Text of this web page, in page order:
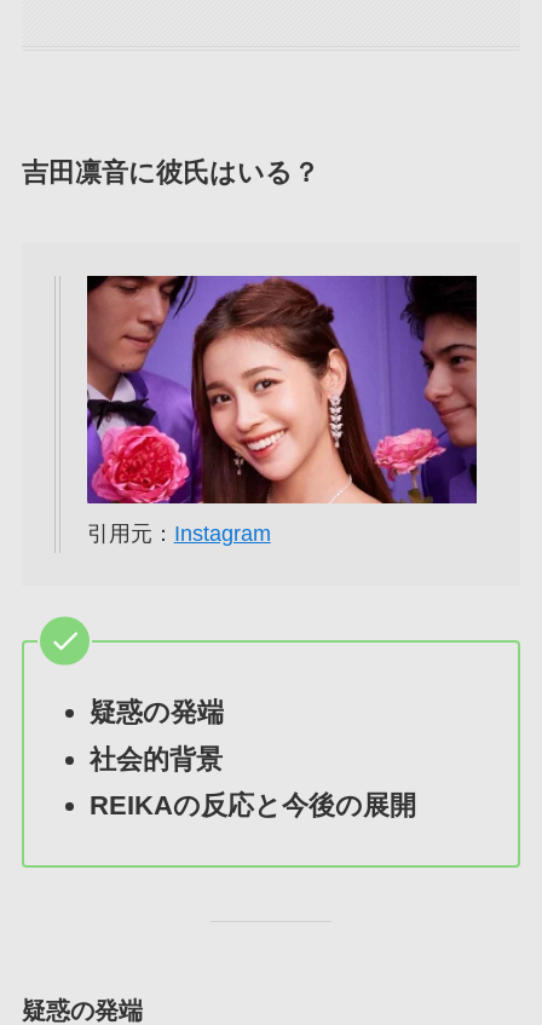
吉田凛音に彼氏はいる？
引用元： Instagram
疑惑の発端
社会的背景
REIKAの反応と今後の展開
疑惑の発端